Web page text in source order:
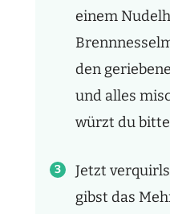
einem
den
und alles
würzt du
Jetzt
gibst das